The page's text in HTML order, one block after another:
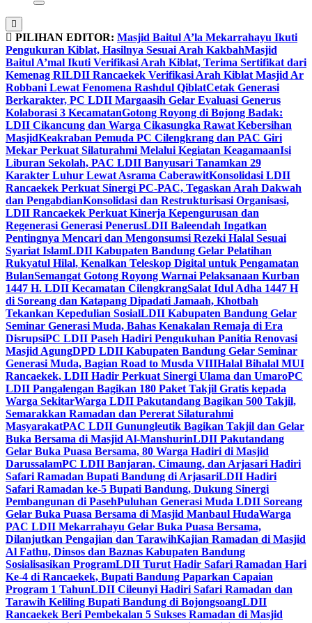
PILIHAN EDITOR: Masjid Baitul A’la Mekarrahayu Ikuti
Pengukuran Kiblat, Hasilnya Sesuai Arah KakbahMasjid
Baitul A’mal Ikuti Verifikasi Arah Kiblat, Terima Sertifikat dari
Kemenag RILDII Rancaekek Verifikasi Arah Kiblat Masjid Ar
Robbani Lewat Fenomena Rashdul QiblatCetak Generasi
Berkarakter, PC LDII Margaasih Gelar Evaluasi Generus
Kolaborasi 3 KecamatanGotong Royong di Bojong Badak:
LDII Cikancung dan Warga Cikasungka Rawat Kebersihan
MasjidKeakraban Pemuda PC Cilengkrang dan PAC Giri
Mekar Perkuat Silaturahmi Melalui Kegiatan KeagamaanIsi
Liburan Sekolah, PAC LDII Banyusari Tanamkan 29
Karakter Luhur Lewat Asrama CaberawitKonsolidasi LDII
Rancaekek Perkuat Sinergi PC-PAC, Tegaskan Arah Dakwah
dan PengabdianKonsolidasi dan Restrukturisasi Organisasi,
LDII Rancaekek Perkuat Kinerja Kepengurusan dan
Regenerasi Generasi PenerusLDII Baleendah Ingatkan
Pentingnya Mencari dan Mengonsumsi Rezeki Halal Sesuai
Syariat IslamLDII Kabupaten Bandung Gelar Pelatihan
Rukyatul Hilal, Kenalkan Teleskop Digital untuk Pengamatan
BulanSemangat Gotong Royong Warnai Pelaksanaan Kurban
1447 H. LDII Kecamatan CilengkrangSalat Idul Adha 1447 H
di Soreang dan Katapang Dipadati Jamaah, Khotbah
Tekankan Kepedulian SosialLDII Kabupaten Bandung Gelar
Seminar Generasi Muda, Bahas Kenakalan Remaja di Era
DisrupsiPC LDII Paseh Hadiri Pengukuhan Panitia Renovasi
Masjid AgungDPD LDII Kabupaten Bandung Gelar Seminar
Generasi Muda, Bagian Road to Musda VIIIHalal Bihalal MUI
Rancaekek, LDII Hadir Perkuat Sinergi Ulama dan UmaroPC
LDII Pangalengan Bagikan 180 Paket Takjil Gratis kepada
Warga SekitarWarga LDII Pakutandang Bagikan 500 Takjil,
Semarakkan Ramadan dan Pererat Silaturahmi
MasyarakatPAC LDII Gunungleutik Bagikan Takjil dan Gelar
Buka Bersama di Masjid Al-ManshurinLDII Pakutandang
Gelar Buka Puasa Bersama, 80 Warga Hadiri di Masjid
DarussalamPC LDII Banjaran, Cimaung, dan Arjasari Hadiri
Safari Ramadan Bupati Bandung di ArjasariLDII Hadiri
Safari Ramadan ke-5 Bupati Bandung, Dukung Sinergi
Pembangunan di PasehPuluhan Generasi Muda LDII Soreang
Gelar Buka Puasa Bersama di Masjid Manbaul HudaWarga
PAC LDII Mekarrahayu Gelar Buka Puasa Bersama,
Dilanjutkan Pengajian dan TarawihKajian Ramadan di Masjid
Al Fathu, Dinsos dan Baznas Kabupaten Bandung
Sosialisasikan ProgramLDII Turut Hadir Safari Ramadan Hari
Ke-4 di Rancaekek, Bupati Bandung Paparkan Capaian
Program 1 TahunLDII Cileunyi Hadiri Safari Ramadan dan
Tarawih Keliling Bupati Bandung di BojongsoangLDII
Rancaekek Beri Pembekalan 5 Sukses Ramadan di Masjid